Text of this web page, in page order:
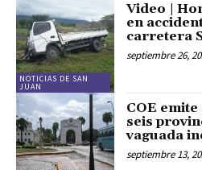
NOTICIAS DE SAN
JUAN
Video |
en
carretera
septiembre 26,
COE
seis
vaguada
septiembre 13,